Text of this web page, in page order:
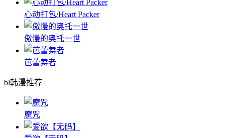
日常兼职 (完整版)
无法做到的事